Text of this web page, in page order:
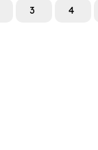
3 4